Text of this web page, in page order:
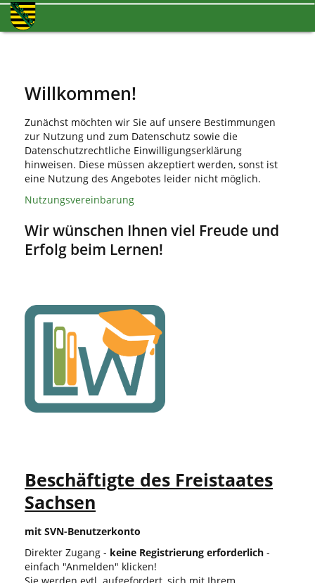
Willkommen!
Zunächst möchten wir Sie auf unsere Bestimmungen
zur Nutzung und zum Datenschutz sowie die
Datenschutzrechtliche Einwilligungserklärung
hinweisen. Diese müssen akzeptiert werden, sonst ist
eine Nutzung des Angebotes leider nicht möglich.
Nutzungsvereinbarung
Wir wünschen Ihnen viel Freude und
Erfolg beim Lernen!
Beschäftigte des Freistaates
Sachsen
mit SVN-Benutzerkonto
Direkter Zugang - keine Registrierung erforderlich -
einfach "Anmelden" klicken!